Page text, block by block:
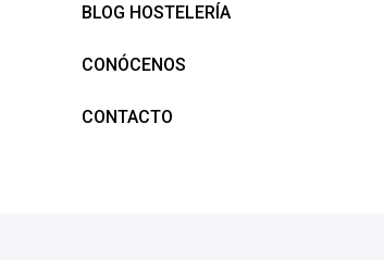
BLOG HOSTELERÍA
CONÓCENOS
CONTACTO